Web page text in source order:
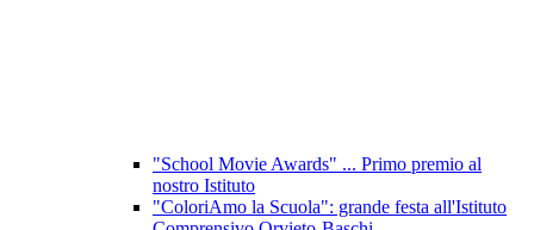
"School Movie Awards" ... Primo premio al
nostro Istituto
"ColoriAmo la Scuola": grande festa all'Istituto